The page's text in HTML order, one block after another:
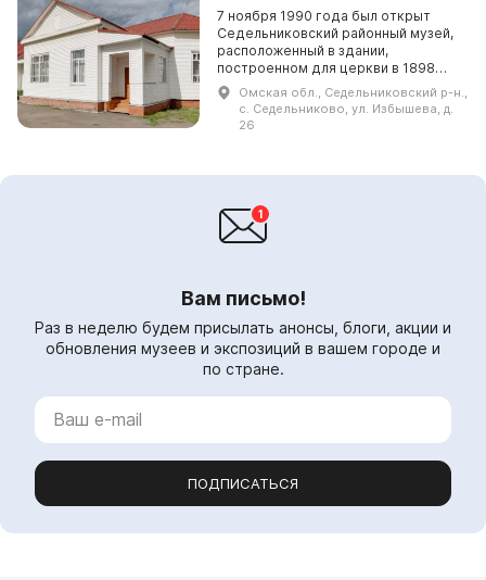
7 ноября 1990 года был открыт
Седельниковский районный музей,
расположенный в здании,
построенном для церкви в 1898
году. Здесь представлены 7
основных экспозиций, изучающих
историю освоения и развити...
Омская обл., Седельниковский р-н.,
с. Седельниково, ул. Избышева, д.
26
Вам письмо!
Раз в неделю будем присылать анонсы, блоги, акции и
обновления музеев и экспозиций в вашем городе и
по стране.
ПОДПИСАТЬСЯ